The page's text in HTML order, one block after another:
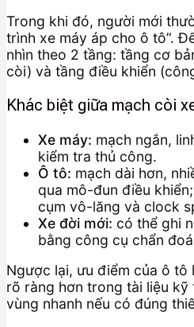
Trong khi đó, người mới
trình xe máy áp cho ô tô”.
nhìn theo 2 tầng: tầng cơ
còi) và tầng điều khiển
Khác biệt giữa mạch còi
Xe máy: mạch ngắn,
kiểm tra thủ công.
Ô tô: mạch dài hơn,
qua mô-đun điều
cụm vô-lăng và clock
Xe đời mới: có thể ghi
bằng công cụ chẩn
Ngược lại, ưu điểm của ô tô
rõ ràng hơn trong tài liệu kỹ
vùng nhanh nếu có đúng